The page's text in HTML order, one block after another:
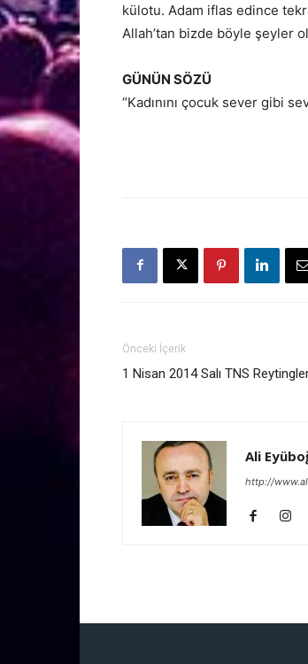
külotu. Adam iflas edince
Allah’tan bizde böyle şeyler
GÜNÜN SÖZÜ
“Kadınını çocuk sever gibi
Önceki İçerik
1 Nisan 2014 Salı TNS
Ali
http://